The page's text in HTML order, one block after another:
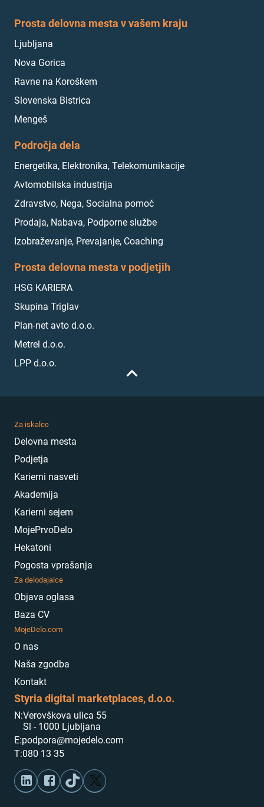
Prosta delovna mesta v vašem kraju
Ljubljana
Nova Gorica
Ravne na Koroškem
Slovenska Bistrica
Mengeš
Področja dela
Energetika, Elektronika, Telekomunikacije
Avtomobilska industrija
Zdravstvo, Nega, Socialna pomoč
Prodaja, Nabava, Podporne službe
Izobraževanje, Prevajanje, Coaching
Prosta delovna mesta v podjetjih
HSG KARIERA
Skupina Triglav
Plan-net avto d.o.o.
Metrel d.o.o.
LPP d.o.o.
Za iskalce
Delovna mesta
Podjetja
Karierni nasveti
Akademija
Karierni sejem
MojePrvoDelo
Hekatoni
Pogosta vprašanja
Za delodajalce
Objava oglasa
Baza CV
MojeDelo.com
O nas
Naša zgodba
Kontakt
Styria digital marketplaces, d.o.o.
N:Verovškova ulica 55
Sl - 1000 Ljubljana
E:podpora@mojedelo.com
T:080 13 35